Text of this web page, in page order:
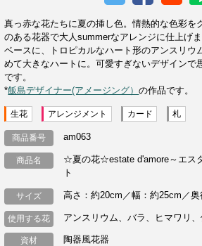
真っ赤な花たちに夏の挿し色。情熱的な色彩を
のある花器で大人summerなアレンジに仕上げ
ベースに、トロピカルなハート形のアンスリウ
めて大きなハートに。可愛すぎないデザインで
です。
*飯島デザイナー(アメージング）の作品です。
生花 アレンジメント カード 札
商品番号 am063
商品名
☆夏の花☆estate d'amore～エス
ト
サイズ 高さ：約20cm／幅：約25cm／
使用する花 アンスリウム、バラ、ヒマワリ
資材 陶器風花器